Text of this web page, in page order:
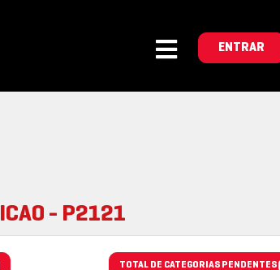
ENTRAR
- P2121
TOTAL DE CATEGORIAS PENDENTES